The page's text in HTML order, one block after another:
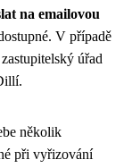
na emailovou
V případě
úřad
několik
při vyřizování